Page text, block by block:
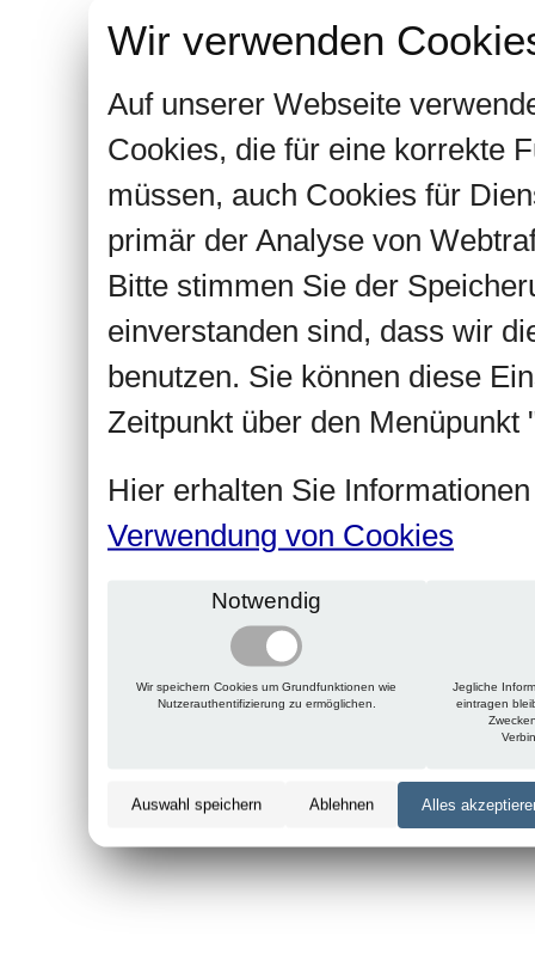
Wir verwenden
Auf unserer Webseite
Cookies, die für eine korrekte
müssen, auch Cookies für
primär der Analyse von
Bitte stimmen Sie der
einverstanden sind, dass wir
benutzen. Sie können diese
Zeitpunkt über den Menüpunkt
Hier erhalten Sie
Verwendung von Cookies
Notwendig
Wir speichern Cookies um Grundfunktionen wie
Nutzerauthentifizierung zu ermöglichen.
Jegliche
eintragen
Auswahl speichern Ablehnen Alles